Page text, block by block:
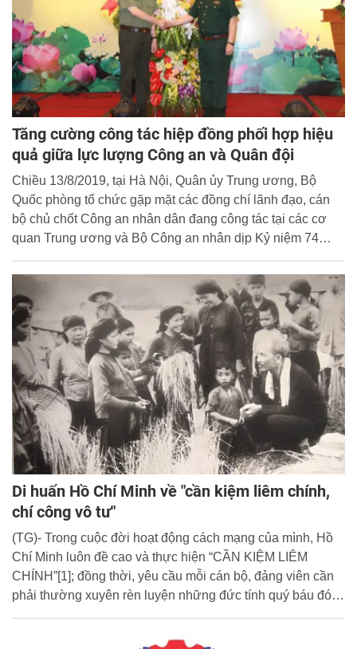
Tăng cường công tác hiệp đồng phối hợp hiệu
quả giữa lực lượng Công an và Quân đội
Chiều 13/8/2019, tại Hà Nội, Quân ủy Trung ương, Bộ
Quốc phòng tổ chức gặp mặt các đồng chí lãnh đạo, cán
bộ chủ chốt Công an nhân dân đang công tác tại các cơ
quan Trung ương và Bộ Công an nhân dịp Kỷ niệm 74
19/8/2019) và 14 năm Ngày hội toàn dân bảo vệ an ninh
Tổ quốc (19/8/2005 - 19/8/2019).
Di huấn Hồ Chí Minh về "cần kiệm liêm chính,
chí công vô tư"
(TG)- Trong cuộc đời hoạt động cách mạng của mình, Hồ
Chí Minh luôn đề cao và thực hiện “CẦN KIỆM LIÊM
CHÍNH”[1]; đồng thời, yêu cầu mỗi cán bộ, đảng viên cần
phải thường xuyên rèn luyện những đức tính quý báu đó.